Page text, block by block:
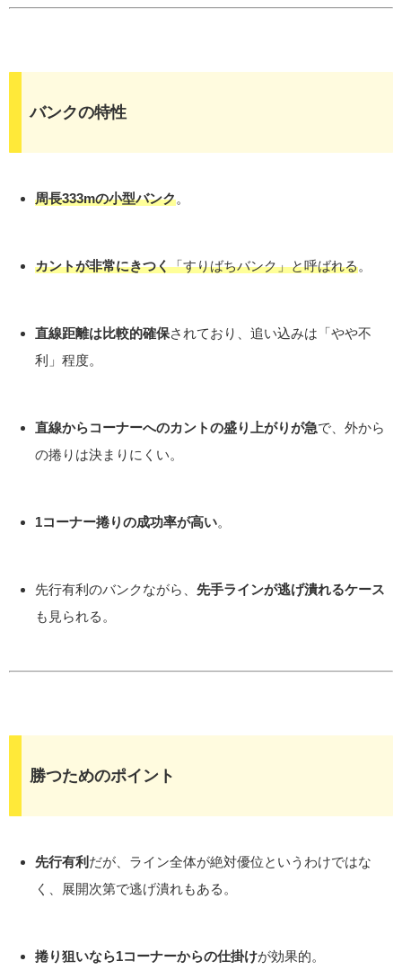
バンクの特性
周長333mの小型バンク。
カントが非常にきつく「すりばちバンク」と呼ばれる。
直線距離は比較的確保されており、追い込みは「やや不
利」程度。
直線からコーナーへのカントの盛り上がりが急で、外から
の捲りは決まりにくい。
1コーナー捲りの成功率が高い。
先行有利のバンクながら、 先手ラインが逃げ潰れるケース
も見られる。
勝つためのポイント
先行有利 だが、ライン全体が絶対優位というわけではな
く、展開次第で逃げ潰れもある。
捲り狙いなら1コーナーからの仕掛けが効果的。